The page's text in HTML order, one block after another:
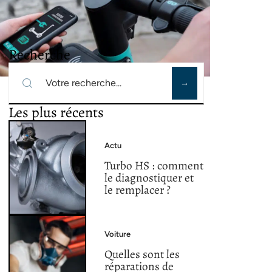
Recherche
Les plus récents
Actu
Turbo HS : comment
le diagnostiquer et
le remplacer ?
Voiture
Quelles sont les
réparations de